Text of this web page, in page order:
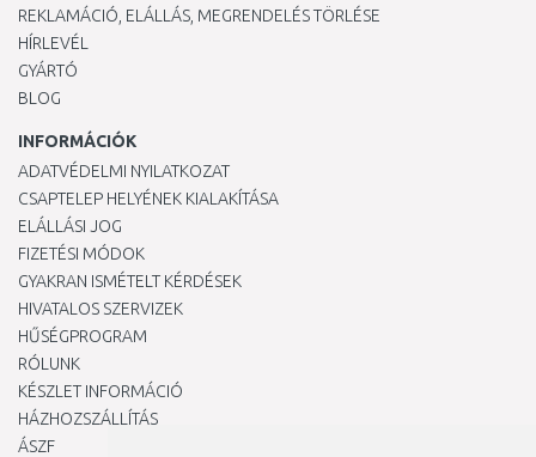
REKLAMÁCIÓ, ELÁLLÁS, MEGRENDELÉS TÖRLÉSE
HÍRLEVÉL
GYÁRTÓ
BLOG
INFORMÁCIÓK
ADATVÉDELMI NYILATKOZAT
CSAPTELEP HELYÉNEK KIALAKÍTÁSA
ELÁLLÁSI JOG
FIZETÉSI MÓDOK
GYAKRAN ISMÉTELT KÉRDÉSEK
HIVATALOS SZERVIZEK
HŰSÉGPROGRAM
RÓLUNK
KÉSZLET INFORMÁCIÓ
HÁZHOZSZÁLLÍTÁS
ÁSZF